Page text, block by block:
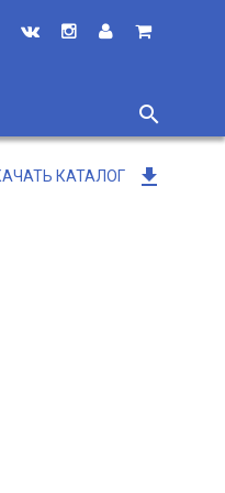
search
close
КАТАЛОГ get_app